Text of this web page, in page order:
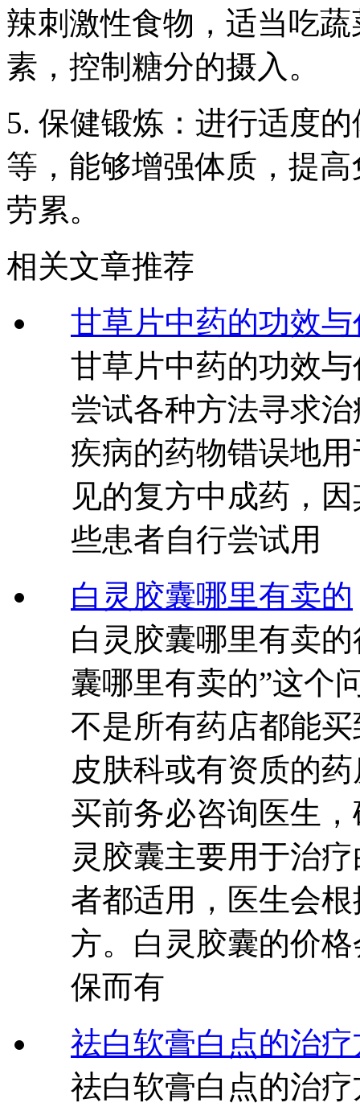
辣刺激性食物，适当吃
素，控制糖分的摄入。
5. 保健锻炼：进行适度
等，能够增强体质，提
劳累。
相关文章推荐
甘草片中药的功效
甘草片中药的功效
尝试各种方法寻求
疾病的药物错误地
见的复方中成药，
些患者自行尝试用
白灵胶囊哪里有卖的
白灵胶囊哪里有卖
囊哪里有卖的”这个
不是所有药店都能
皮肤科或有资质的
买前务必咨询医生
灵胶囊主要用于治
者都适用，医生会
方。白灵胶囊的价
保而有
祛白软膏白点的治
祛白软膏白点的治